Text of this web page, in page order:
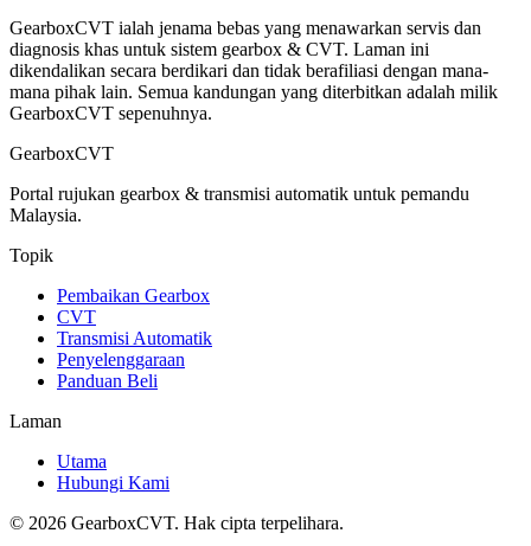
GearboxCVT ialah jenama bebas yang menawarkan servis dan
diagnosis khas untuk sistem gearbox & CVT. Laman ini
dikendalikan secara berdikari dan tidak berafiliasi dengan mana-
mana pihak lain. Semua kandungan yang diterbitkan adalah milik
GearboxCVT sepenuhnya.
GearboxCVT
Portal rujukan gearbox & transmisi automatik untuk pemandu
Malaysia.
Topik
Pembaikan Gearbox
CVT
Transmisi Automatik
Penyelenggaraan
Panduan Beli
Laman
Utama
Hubungi Kami
© 2026 GearboxCVT. Hak cipta terpelihara.